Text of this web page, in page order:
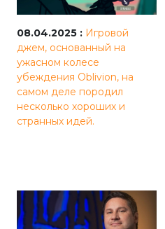
08.04.2025 : Игровой
джем, основанный на
ужасном колесе
убеждения Oblivion, на
самом деле породил
несколько хороших и
странных идей.